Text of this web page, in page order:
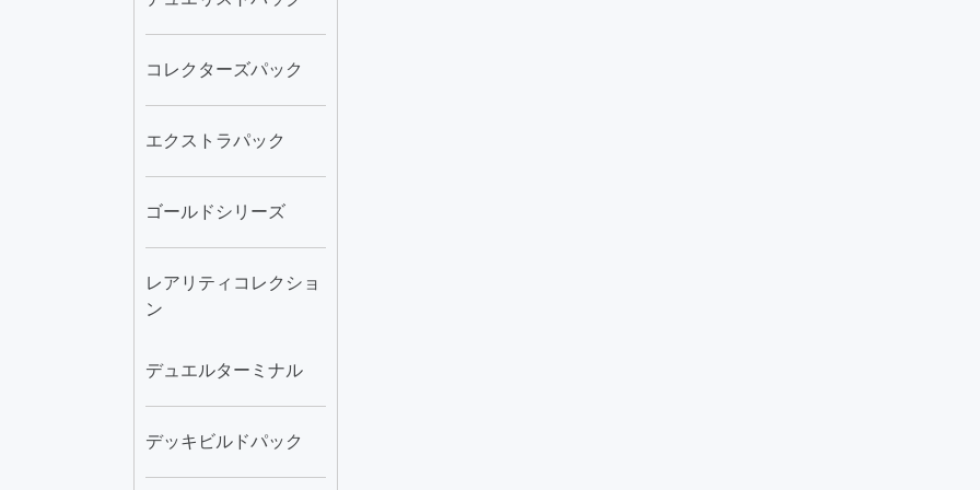
コレクターズパック
エクストラパック
ゴールドシリーズ
レアリティコレクショ
ン
デュエルターミナル
デッキビルドパック